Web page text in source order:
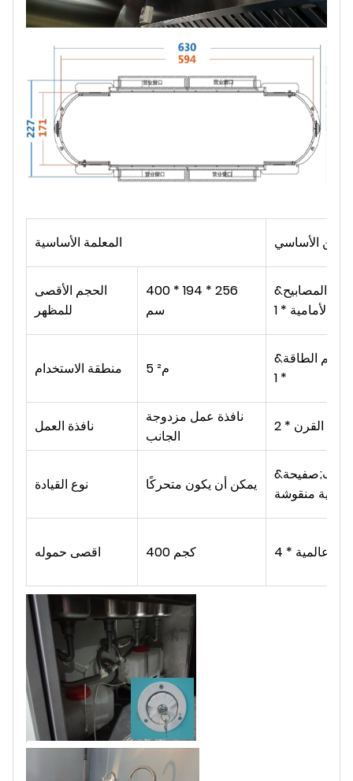
المعلمة الأساسية الأساسي
الحجم الأقصى
للمظهر
400 * 194 * 256
سم
&نبسب;المصابيح
الأمامية * 1
منطقة الاستخدام 5 م²
&نبسب;مضخم الطاقة
* 1
نافذة العمل
نافذة عمل مزدوجة
الجانب
القرن * 2
نوع القيادة يمكن أن يكون متحركًا
&نبسب;صفيحة
فولاذية منقوشة
اقصى حموله 400 كجم عالمية * 4